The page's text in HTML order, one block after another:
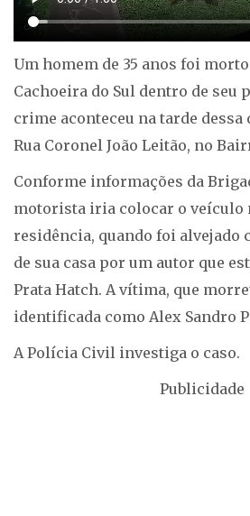
Um homem de 35 anos foi
Cachoeira do Sul dentro de seu
crime aconteceu na tarde dessa
Rua Coronel João Leitão, no
Conforme informações da
motorista iria colocar o veículo
residência, quando foi alvejado
de sua casa por um autor que
Prata Hatch. A vítima, que
identificada como Alex Sandro
A Polícia Civil investiga o caso.
Publicidade